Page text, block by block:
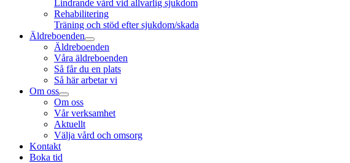
Lindrande vård vid allvarlig sjukdom
Rehabilitering
Träning och stöd efter sjukdom/skada
Äldreboenden
Äldreboenden
Våra äldreboenden
Så får du en plats
Så här arbetar vi
Om oss
Om oss
Vår verksamhet
Aktuellt
Välja vård och omsorg
Kontakt
Boka tid